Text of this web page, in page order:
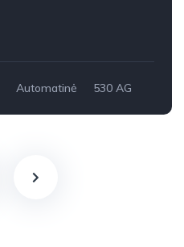
Automatinė 530 AG